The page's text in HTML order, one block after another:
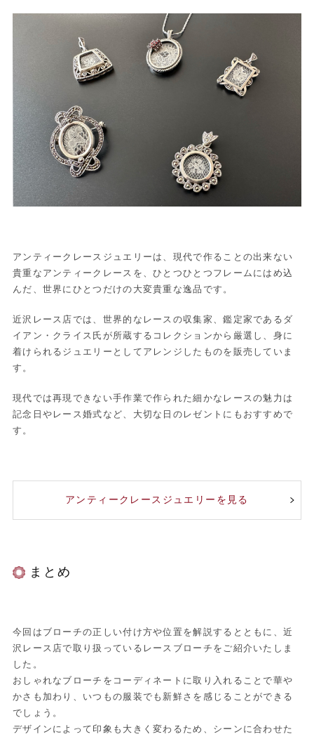
アンティークレースジュエリーは、現代で作ることの出来ない
貴重なアンティークレースを、ひとつひとつフレームにはめ込
んだ、世界にひとつだけの大変貴重な逸品です。
近沢レース店では、世界的なレースの収集家、鑑定家であるダ
イアン・クライス氏が所蔵するコレクションから厳選し、身に
着けられるジュエリーとしてアレンジしたものを販売していま
す。
現代では再現できない手作業で作られた細かなレースの魅力は
記念日やレース婚式など、大切な日のレゼントにもおすすめで
す。
アンティークレースジュエリーを見る
まとめ
今回はブローチの正しい付け方や位置を解説するとともに、近
沢レース店で取り扱っているレースブローチをご紹介いたしま
した。
おしゃれなブローチをコーディネートに取り入れることで華や
かさも加わり、いつもの服装でも新鮮さを感じることができる
でしょう。
デザインによって印象も大きく変わるため、シーンに合わせた